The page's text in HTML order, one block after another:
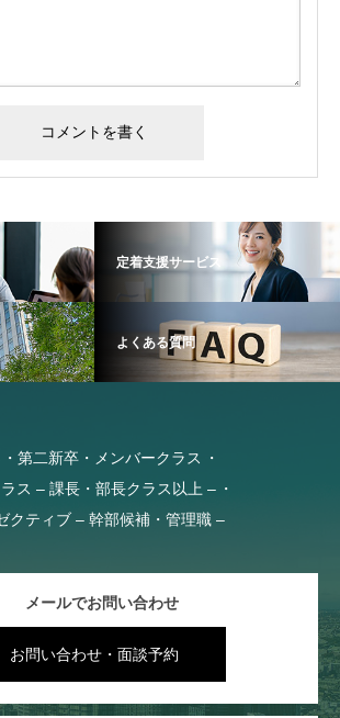
定着支援サービス
よくある質問
第二新卒・メンバークラス
ス – 課長・部長クラス以上 –
クティブ – 幹部候補・管理職 –
メールでお問い合わせ
お問い合わせ・面談予約